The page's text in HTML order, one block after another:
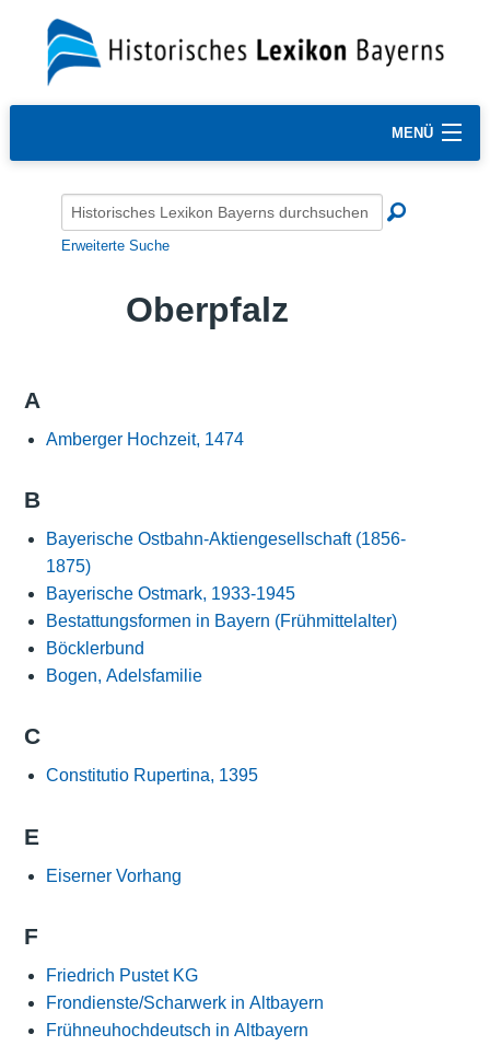
MENÜ
Erweiterte Suche
Oberpfalz
A
Amberger Hochzeit, 1474
B
Bayerische Ostbahn-Aktiengesellschaft (1856-
1875)
Bayerische Ostmark, 1933-1945
Bestattungsformen in Bayern (Frühmittelalter)
Böcklerbund
Bogen, Adelsfamilie
C
Constitutio Rupertina, 1395
E
Eiserner Vorhang
F
Friedrich Pustet KG
Frondienste/Scharwerk in Altbayern
Frühneuhochdeutsch in Altbayern